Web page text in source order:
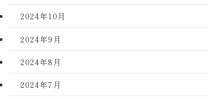
2024年10月
2024年9月
2024年8月
2024年7月